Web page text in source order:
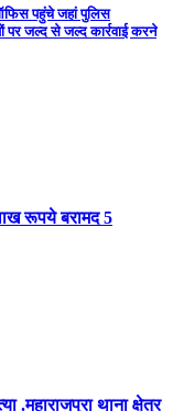
पहुंचे जहां पुलिस
पर जल्द से जल्द कार्रवाई करने
रूपये बरामद 5
.महाराजपुरा थाना क्षेत्र